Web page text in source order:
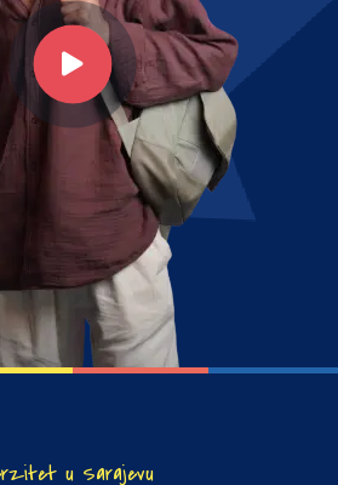
u Sarajevu